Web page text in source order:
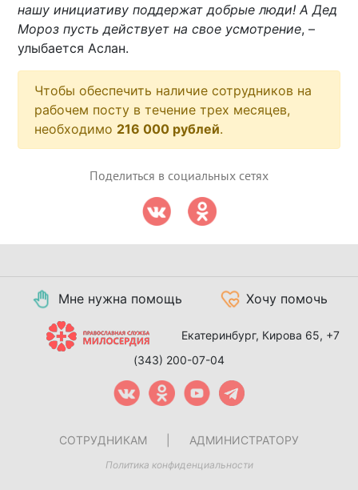
нашу инициативу поддержат добрые люди! А Дед
Мороз пусть действует на свое усмотрение, –
улыбается Аслан.
Чтобы обеспечить наличие сотрудников на
рабочем посту в течение трех месяцев,
необходимо 216 000 рублей.
Поделиться в социальных сетях
Мне нужна помощь Хочу помочь
Екатеринбург, Кирова 65, +7
(343) 200-07-04
СОТРУДНИКАМ АДМИНИСТРАТОРУ
Политика конфиденциальности